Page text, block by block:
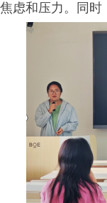
焦虑和压力。同时